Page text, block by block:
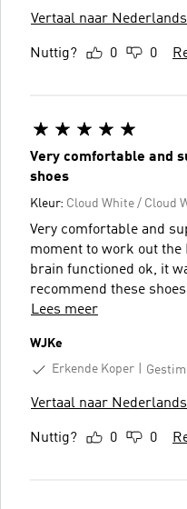
Vertaal naar Nederlands
Nuttig? 0 0
Very comfortable and
shoes
Kleur: Cloud White / Cloud
Very comfortable and
moment to work out the
brain functioned ok, it
recommend these
Lees meer
WJKe
Erkende Koper
Vertaal naar Nederlands
Nuttig? 0 0